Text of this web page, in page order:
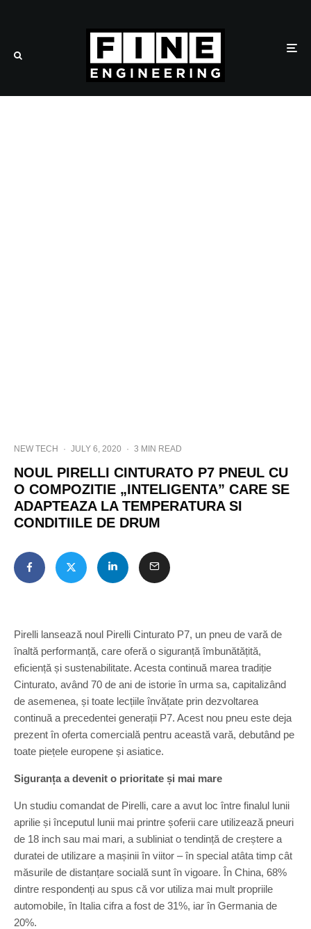
NEW TECH · JULY 6, 2020 · 3 MIN READ
NOUL PIRELLI CINTURATO P7 PNEUL CU
O COMPOZITIE „INTELIGENTA” CARE SE
ADAPTEAZA LA TEMPERATURA SI
CONDITIILE DE DRUM
Pirelli lansează noul Pirelli Cinturato P7, un pneu de vară de
înaltă performanță, care oferă o siguranță îmbunătățită,
eficiență și sustenabilitate. Acesta continuă marea tradiție
Cinturato, având 70 de ani de istorie în urma sa, capitalizând
de asemenea, și toate lecțiile învățate prin dezvoltarea
continuă a precedentei generații P7. Acest nou pneu este deja
prezent în oferta comercială pentru această vară, debutând pe
toate piețele europene și asiatice.
Siguranța a devenit o prioritate și mai mare
Un studiu comandat de Pirelli, care a avut loc între finalul lunii
aprilie și începutul lunii mai printre șoferii care utilizează pneuri
de 18 inch sau mai mari, a subliniat o tendință de creștere a
duratei de utilizare a mașinii în viitor – în special atâta timp cât
măsurile de distanțare socială sunt în vigoare. În China, 68%
dintre respondenți au spus că vor utiliza mai mult propriile
automobile, în Italia cifra a fost de 31%, iar în Germania de
20%.